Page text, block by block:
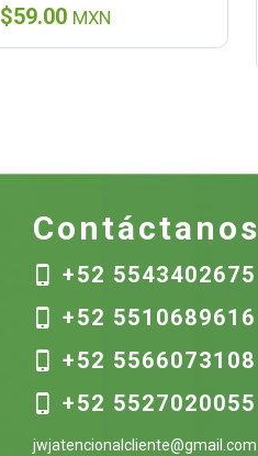
El
$59.00ElMXN
Contáctanos
+52 5543402675
+52 5510689616
+52 5566073108
+52 5527020055
jwjatencionalcliente@gmail.com